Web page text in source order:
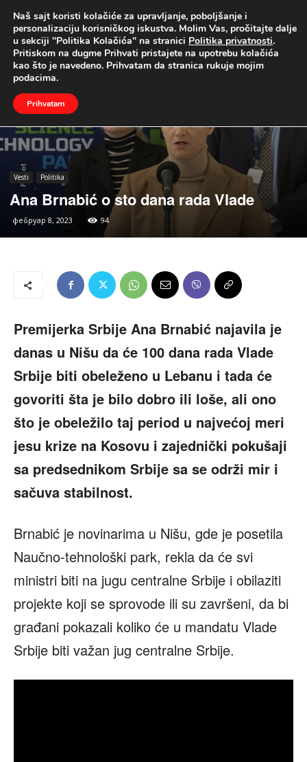
UŽIVO
Naslovna Vesti Politika
Vesti Politika
Ana Brnabić o sto dana rada Vlade
фебруар 8, 2023 94
Premijerka Srbije Ana Brnabić najavila je
danas u Nišu da će 100 dana rada Vlade
Srbije biti obeleženo u Lebanu i tada će
govoriti šta je bilo dobro ili loše, ali ono
što je obeležilo taj period u najvećoj meri
jesu krize na Kosovu i zajednički pokušaji
sa predsednikom Srbije sa se održi mir i
sačuva stabilnost.
Brnabić je novinarima u Nišu, gde je posetila
Naučno-tehnološki park, rekla da će svi
ministri biti na jugu centralne Srbije i obilaziti
projekte koji se sprovode ili su završeni, da bi
građani pokazali koliko će u mandatu Vlade
Srbije biti važan jug centralne Srbije.
Naš sajt koristi kolačiće za upravljanje, poboljšanje i
personalizaciju korisničkog iskustva. Molim Vas, pročitajte dalje
u sekciji "Politika Kolačića" na stranici Politika privatnosti.
Pritiskom na dugme Prihvati pristajete na upotrebu kolačića
kao što je navedeno. Prihvatam da stranica rukuje mojim
podacima.
Prihvatam